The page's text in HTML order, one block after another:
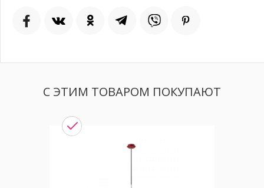
С ЭТИМ ТОВАРОМ ПОКУПАЮТ